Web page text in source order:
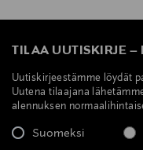
TILAA UUTISKIRJE –
Uutiskirjeestämme löydät
Uutena tilaajana
alennuksen
Suomeksi